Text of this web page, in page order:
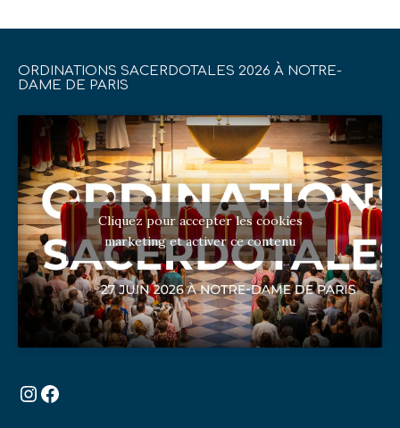
ORDINATIONS SACERDOTALES 2026 À NOTRE-
DAME DE PARIS
Cliquez pour accepter les cookies
marketing et activer ce contenu
Instagram
Facebook